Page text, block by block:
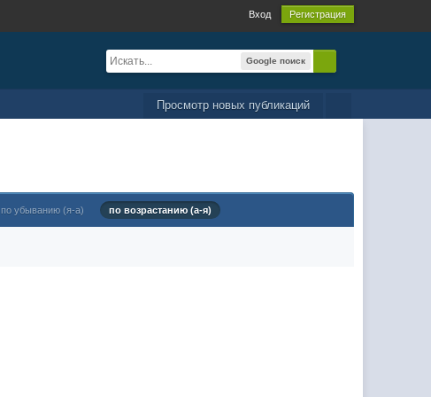
Вход Регистрация
Google поиск
Просмотр новых публикаций
по убыванию (я-а) по возрастанию (а-я)